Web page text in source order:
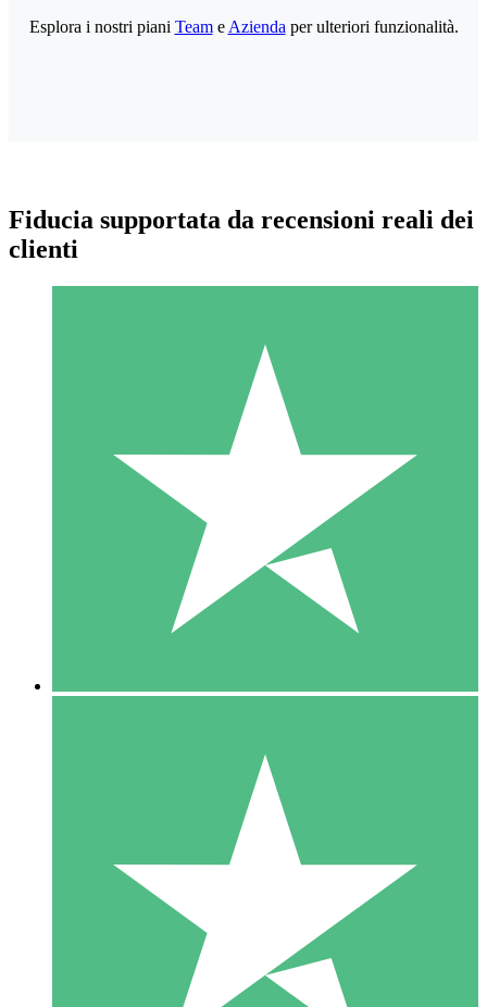
Pacchetti di Crediti Individuali
Paga a consumo con crediti di download. Nessun impegno
1 Download
10
US$1500
10 Download
20
Esplora i nostri piani Teame Azienda per ulteriori funzionalità.
Fiducia supportata da recensioni reali dei
clienti